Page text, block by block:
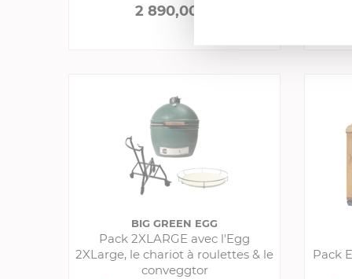
2 890,00 €
BIG GREEN EGG
Pack 2XLARGE avec l'Egg
2XLarge, le chariot à roulettes & le
conveggtor
Pack